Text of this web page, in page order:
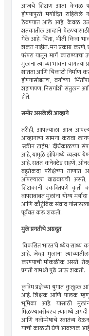
आजचे शिक्षण आता केवळ
होण्यापुरते मर्यादित
ठेवण्यात आले आहे. केवळ उत्कृष्ट
शतकातील आव्हाने
गेले आहे. चिंता, भीती किंवा
शकत नाहीत. मन एकाग्र करणे,
परंपरा यातून मार्ग
मुलांना त्यांच्या भावना
शांतता आणि चिकाटी निर्माण
होण्यासोबतच, वर्गाच्या
शहाणपण, निसर्गाशी संतुलन
होते.
समोर असलेली आव्हाने
तरीही, आपल्याला आज
आव्हानाचा सामना करावा
‌‘स्क्रीन टाईम.‌’
आहे, यामुळे झोपेमध्ये व्यत्यय
आहे. सतत कनेक्टेड राहणे,
बहुतेकदा परीक्षेच्या
आपल्याला वाढवायची
शिक्षकांनी एकत्रितपणे
वापराबाबत मुलांना योग्य
आणि कौटुंबिक संवाद
पूर्ववत करू शकतो.
मुले प्रगतीचे अग्रदूत
‌‘विकसित भारत‌’चे ध्येय साध्य
आहे. जेव्हा मुलांना
करण्याची मोकळीक असते,
प्रगती यामध्ये पुढे जाऊ शकतो.
कृत्रिम प्रज्ञेच्या युगात
आहे. शिक्षक आणि पालक
भूमिका आहे. यासाठी
मिळण्याबरोबरच त्यामध्ये
आणि नवोन्मेषाचे स्वातंत्र्य
याची काळजी घेणे आवश्यक